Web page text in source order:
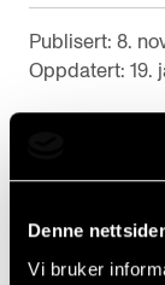
Denne
Vi bruker
Kontaktpunkt
Hvem gjør hva
Publisert: 8.
Oppdatert: 19.
Om du